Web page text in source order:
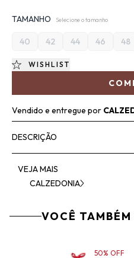
TAMANHO Selecione o tamanho
40 42 44 46 48
WISHLIST
Vendido e entregue por
DESCRIÇÃO
VEJA MAIS
CALZEDONIA
VOCÊ
50% OFF